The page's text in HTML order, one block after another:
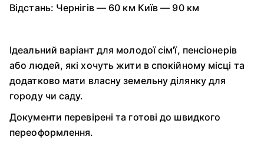
Відстань: Чернігів — 60 км Київ — 90 км
Ідеальний варіант для молодої сім'ї, пенсіонерів
або людей, які хочуть жити в спокійному місці та
додатково мати власну земельну ділянку для
городу чи саду.
Документи перевірені та готові до швидкого
переоформлення.